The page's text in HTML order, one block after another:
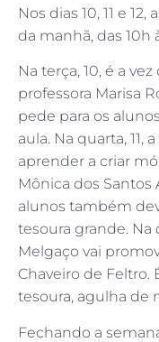
Nos dias 10, 11 e
da manhã, das 10h
Na terça, 10, é a
professora Marisa
pede para os
aula. Na quarta, 11,
aprender a criar
Mônica dos Santos
alunos também
tesoura grande. Na
Melgaço vai
Chaveiro de Feltro.
tesoura, agulha de
Fechando a